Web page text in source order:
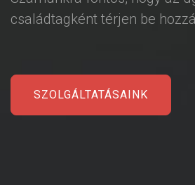
családtagként térjen be
SZOLGÁLTATÁSAINK